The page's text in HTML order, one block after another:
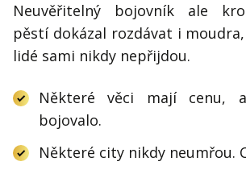
Neuvěřitelný bojovník ale
pěstí dokázal rozdávat i
lidé sami nikdy nepřijdou.
Některé věci mají cenu,
bojovalo.
Některé city nikdy neumřou.